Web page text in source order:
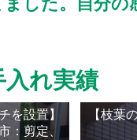
れ実績
を設置】
：剪定、
【枝葉